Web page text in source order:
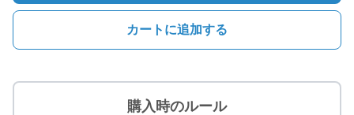
カートに追加する
購入時のルール